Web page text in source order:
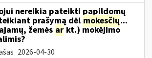
nereikia pateikti papildomų
prašymą dėl mokesčių...
žemės ar kt.) mokėjimo
2026-04-30